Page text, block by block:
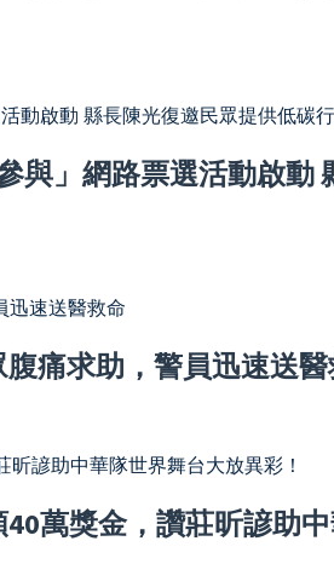
與」網路票選活動啟動
痛求助，警員迅速送
萬獎金，讚莊昕諺助